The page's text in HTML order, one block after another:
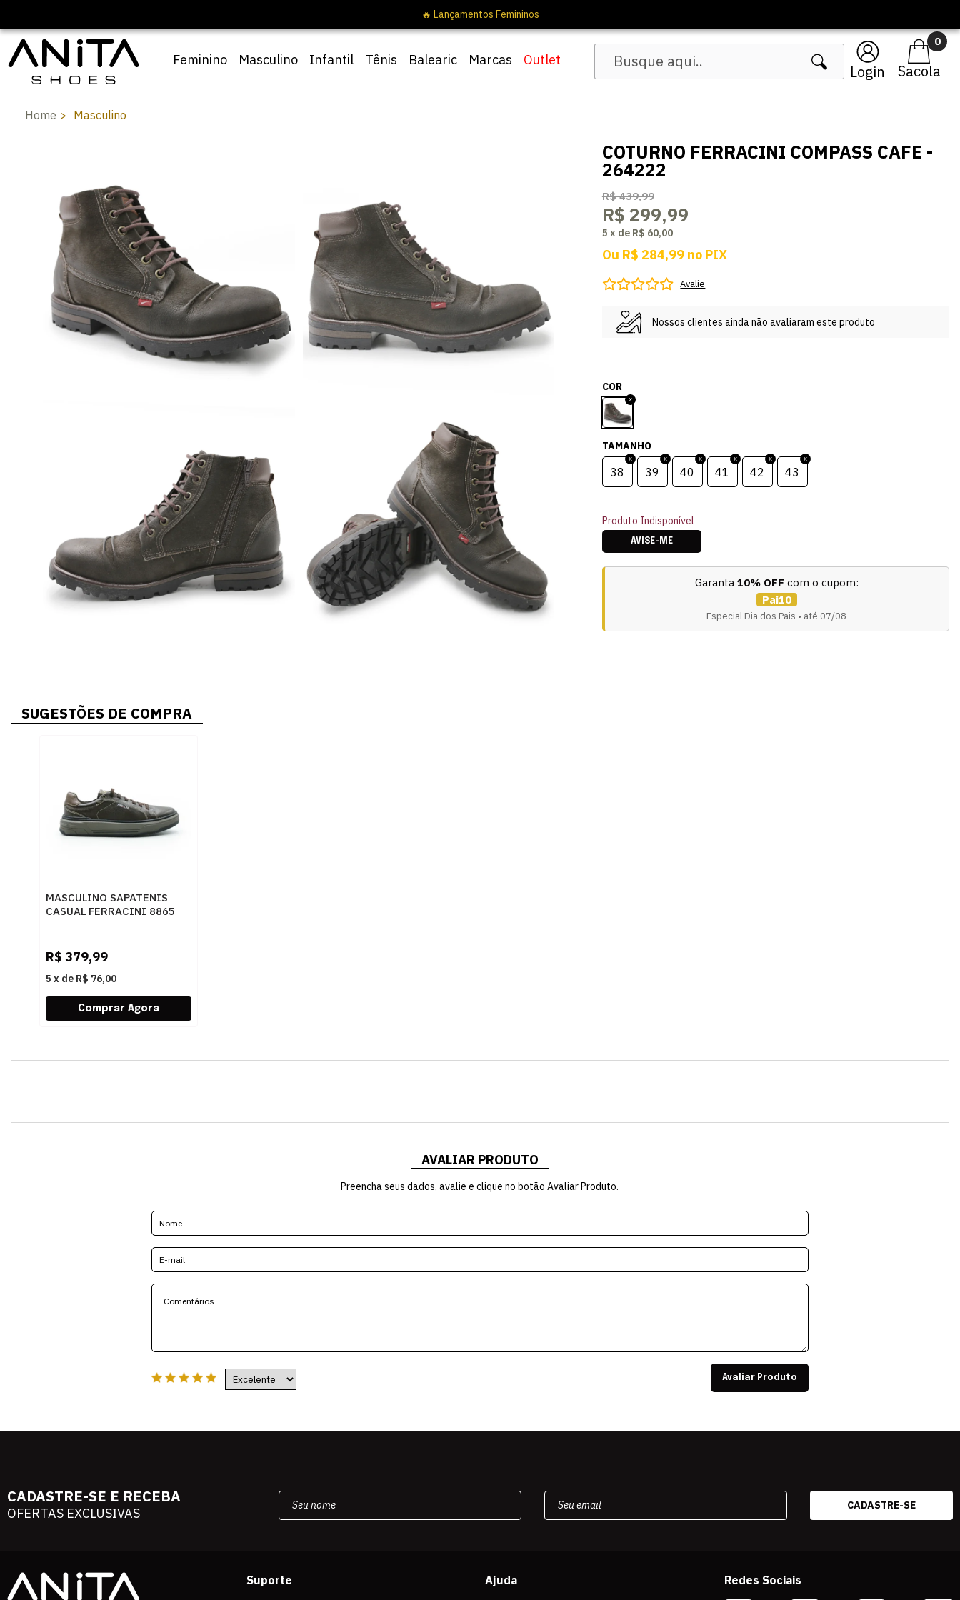
Login
0
Feminino Masculino Infantil Tênis Balearic Marcas Outlet
🔥 Lançamentos Femininos
Home Masculino
COTURNO FERRACINI COMPASS CAFE -
264222
R$ 439,99
R$ 299,99
5 x de R$ 60,00
Ou R$ 284,99 no PIX
Avalie
Nossos clientes ainda não avaliaram este produto
COR
TAMANHO
38 39 40 41 42 43
Produto Indisponível
AVISE-ME
Garanta 10% OFF com o cupom:
Pai10
Especial Dia dos Pais • até 07/08
SUGESTÕES DE COMPRA
MASCULINO SAPATENIS
CASUAL FERRACINI 8865
R$ 379,99
5 x de R$ 76,00
AVALIAR PRODUTO
Preencha seus dados, avalie e clique no botão Avaliar Produto.
Avaliar Produto
CADASTRE-SE E RECEBA
OFERTAS EXCLUSIVAS
Suporte
Ajuda
Redes Sociais